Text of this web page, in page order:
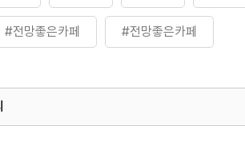
#전망좋은카페 #전망좋은카페